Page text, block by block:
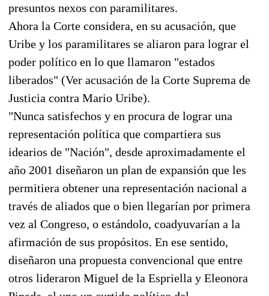
presuntos nexos con paramilitares.
Ahora la Corte considera, en su acusación, que
Uribe y los paramilitares se aliaron para lograr el
poder político en lo que llamaron "estados
liberados" (Ver acusación de la Corte Suprema de
Justicia contra Mario Uribe).
"Nunca satisfechos y en procura de lograr una
representación política que compartiera sus
idearios de "Nación", desde aproximadamente el
año 2001 diseñaron un plan de expansión que les
permitiera obtener una representación nacional a
través de aliados que o bien llegarían por primera
vez al Congreso, o estándolo, coadyuvarían a la
afirmación de sus propósitos. En ese sentido,
diseñaron una propuesta convencional que entre
otros lideraron Miguel de la Espriella y Eleonora